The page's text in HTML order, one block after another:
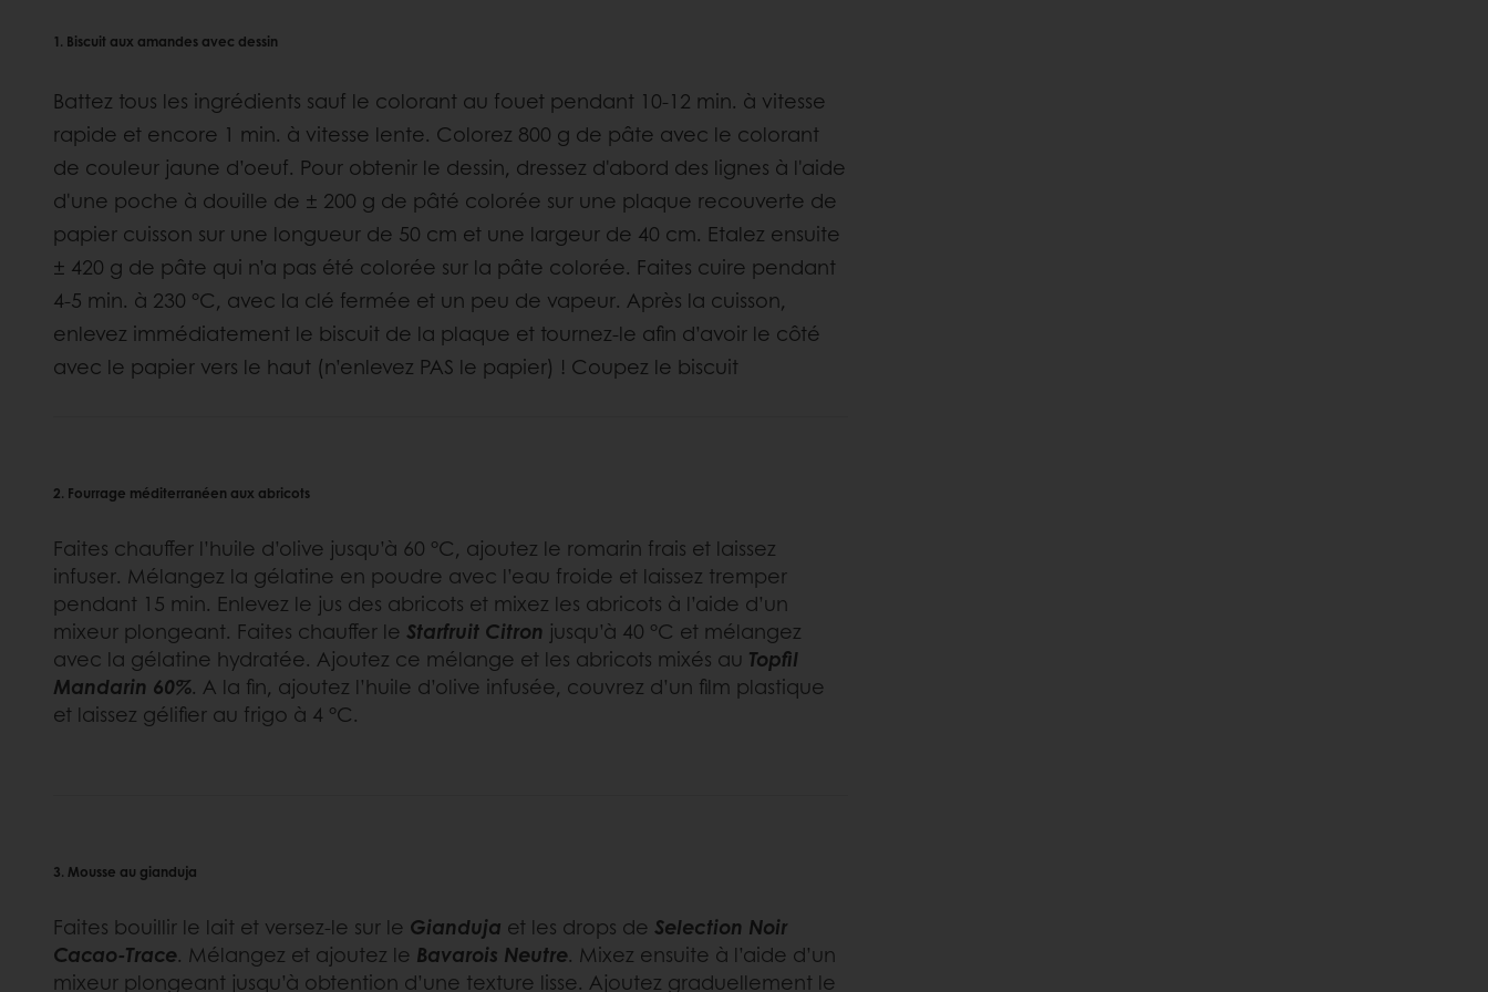
1. Biscuit aux amandes avec dessin
Battez tous les ingrédients sauf le colorant au fouet pendant 10-12 min. à vitesse
rapide et encore 1 min. à vitesse lente. Colorez 800 g de pâte avec le colorant
de couleur jaune d’oeuf. Pour obtenir le dessin, dressez d'abord des lignes à l'aide
d'une poche à douille de ± 200 g de pâté colorée sur une plaque recouverte de
papier cuisson sur une longueur de 50 cm et une largeur de 40 cm. Etalez ensuite
± 420 g de pâte qui n’a pas été colorée sur la pâte colorée. Faites cuire pendant
4-5 min. à 230 °C, avec la clé fermée et un peu de vapeur. Après la cuisson,
enlevez immédiatement le biscuit de la plaque et tournez-le afin d’avoir le côté
avec le papier vers le haut (n’enlevez PAS le papier) ! Coupez le biscuit
2. Fourrage méditerranéen aux abricots
Faites chauffer l’huile d’olive jusqu’à 60 °C, ajoutez le romarin frais et laissez
infuser. Mélangez la gélatine en poudre avec l’eau froide et laissez tremper
pendant 15 min. Enlevez le jus des abricots et mixez les abricots à l’aide d’un
mixeur plongeant. Faites chauffer le Starfruit Citron jusqu’à 40 °C et mélangez
avec la gélatine hydratée. Ajoutez ce mélange et les abricots mixés au Topfil
Mandarin 60%. A la fin, ajoutez l’huile d’olive infusée, couvrez d’un film plastique
et laissez gélifier au frigo à 4 °C.
3. Mousse au gianduja
Faites bouillir le lait et versez-le sur le Gianduja et les drops de Selection Noir
Cacao-Trace. Mélangez et ajoutez le Bavarois Neutre. Mixez ensuite à l’aide d’un
mixeur plongeant jusqu’à obtention d’une texture lisse. Ajoutez graduellement le